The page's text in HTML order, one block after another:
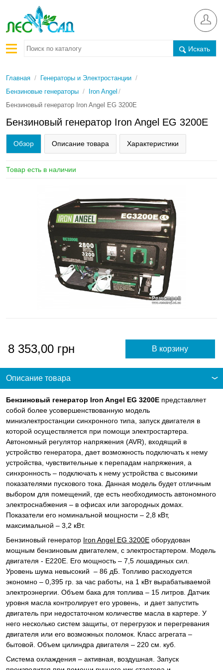
Искать
Главная / Генераторы и Электростанции /
Бензиновые генераторы / Iron Angel /
Бензиновый генератор Iron Angel EG 3200E
Бензиновый генератор Iron Angel EG 3200E
Обзор Описание товара Характеристики
Товар есть в наличии
8 353,00 грн
Описание товара
Бензиновый генератор Iron Angel EG 3200E представляет
собой более усовершенствованную модель
миниэлектростанции синхронного типа, запуск двигателя в
которой осуществляется при помощи электростартера.
Автономный регулятор напряжения (AVR), входящий в
устройство генератора, дает возможность подключать к нему
устройства, чувствительные к перепадам напряжения, а
синхронность – подключать к нему устройства с высокими
показателями пускового тока. Данная модель будет отличным
выбором для помещений, где есть необходимость автономного
электроснабжения – в офисах или загородных домах.
Показатели его номинальной мощности – 2,8 кВт,
максимальной – 3,2 кВт.
Бензиновый генератор Iron Angel EG 3200E оборудован
мощным бензиновым двигателем, с электростартером. Модель
двигателя - E220E. Его мощность – 7,5 лошадиных сил.
Уровень шума невысокий – 86 дБ. Топливо расходуется
экономно – 0,395 гр. за час работы, на 1 кВт вырабатываемой
электроэнергии. Объем бака для топлива – 15 литров. Датчик
уровня масла контролирует его уровень, и дает запустить
двигатель при недостаточном количестве масла в картере. У
него несколько систем защиты, от перегрузок и перегревания
двигателя или его возможных поломок. Класс агрегата –
бытовой. Объем цилиндра двигателя – 220 см. куб.
Система охлаждения – активная, воздушная. Запуск